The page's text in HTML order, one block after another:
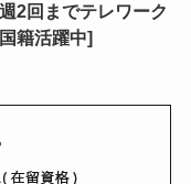
2回までテレワーク
籍活躍中]